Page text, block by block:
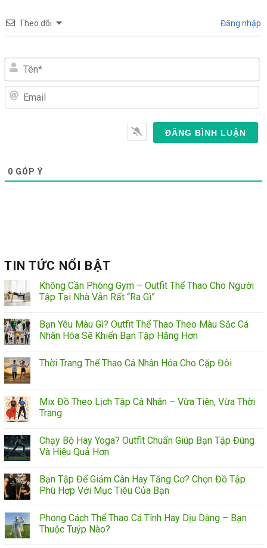
Theo dõi Đăng nhập
Tên*
0 GÓP Ý
TIN TỨC NỔI BẬT
Không Cần Phòng Gym – Outfit Thể Thao Cho Người
Tập Tại Nhà Vẫn Rất “Ra Gì”
Bạn Yêu Màu Gì? Outfit Thể Thao Theo Màu Sắc Cá
Nhân Hóa Sẽ Khiến Bạn Tập Hăng Hơn
Thời Trang Thể Thao Cá Nhân Hóa Cho Cặp Đôi
Mix Đồ Theo Lịch Tập Cá Nhân – Vừa Tiện, Vừa Thời
Trang
Chạy Bộ Hay Yoga? Outfit Chuẩn Giúp Bạn Tập Đúng
Và Hiệu Quả Hơn
Bạn Tập Để Giảm Cân Hay Tăng Cơ? Chọn Đồ Tập
Phù Hợp Với Mục Tiêu Của Bạn
Phong Cách Thể Thao Cá Tính Hay Dịu Dàng – Bạn
Thuộc Tuýp Nào?